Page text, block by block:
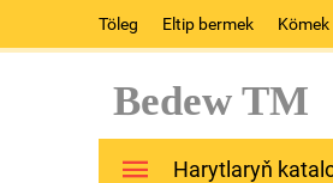
Töleg Eltip bermek Kömek
Bedew TM
Harytlaryň